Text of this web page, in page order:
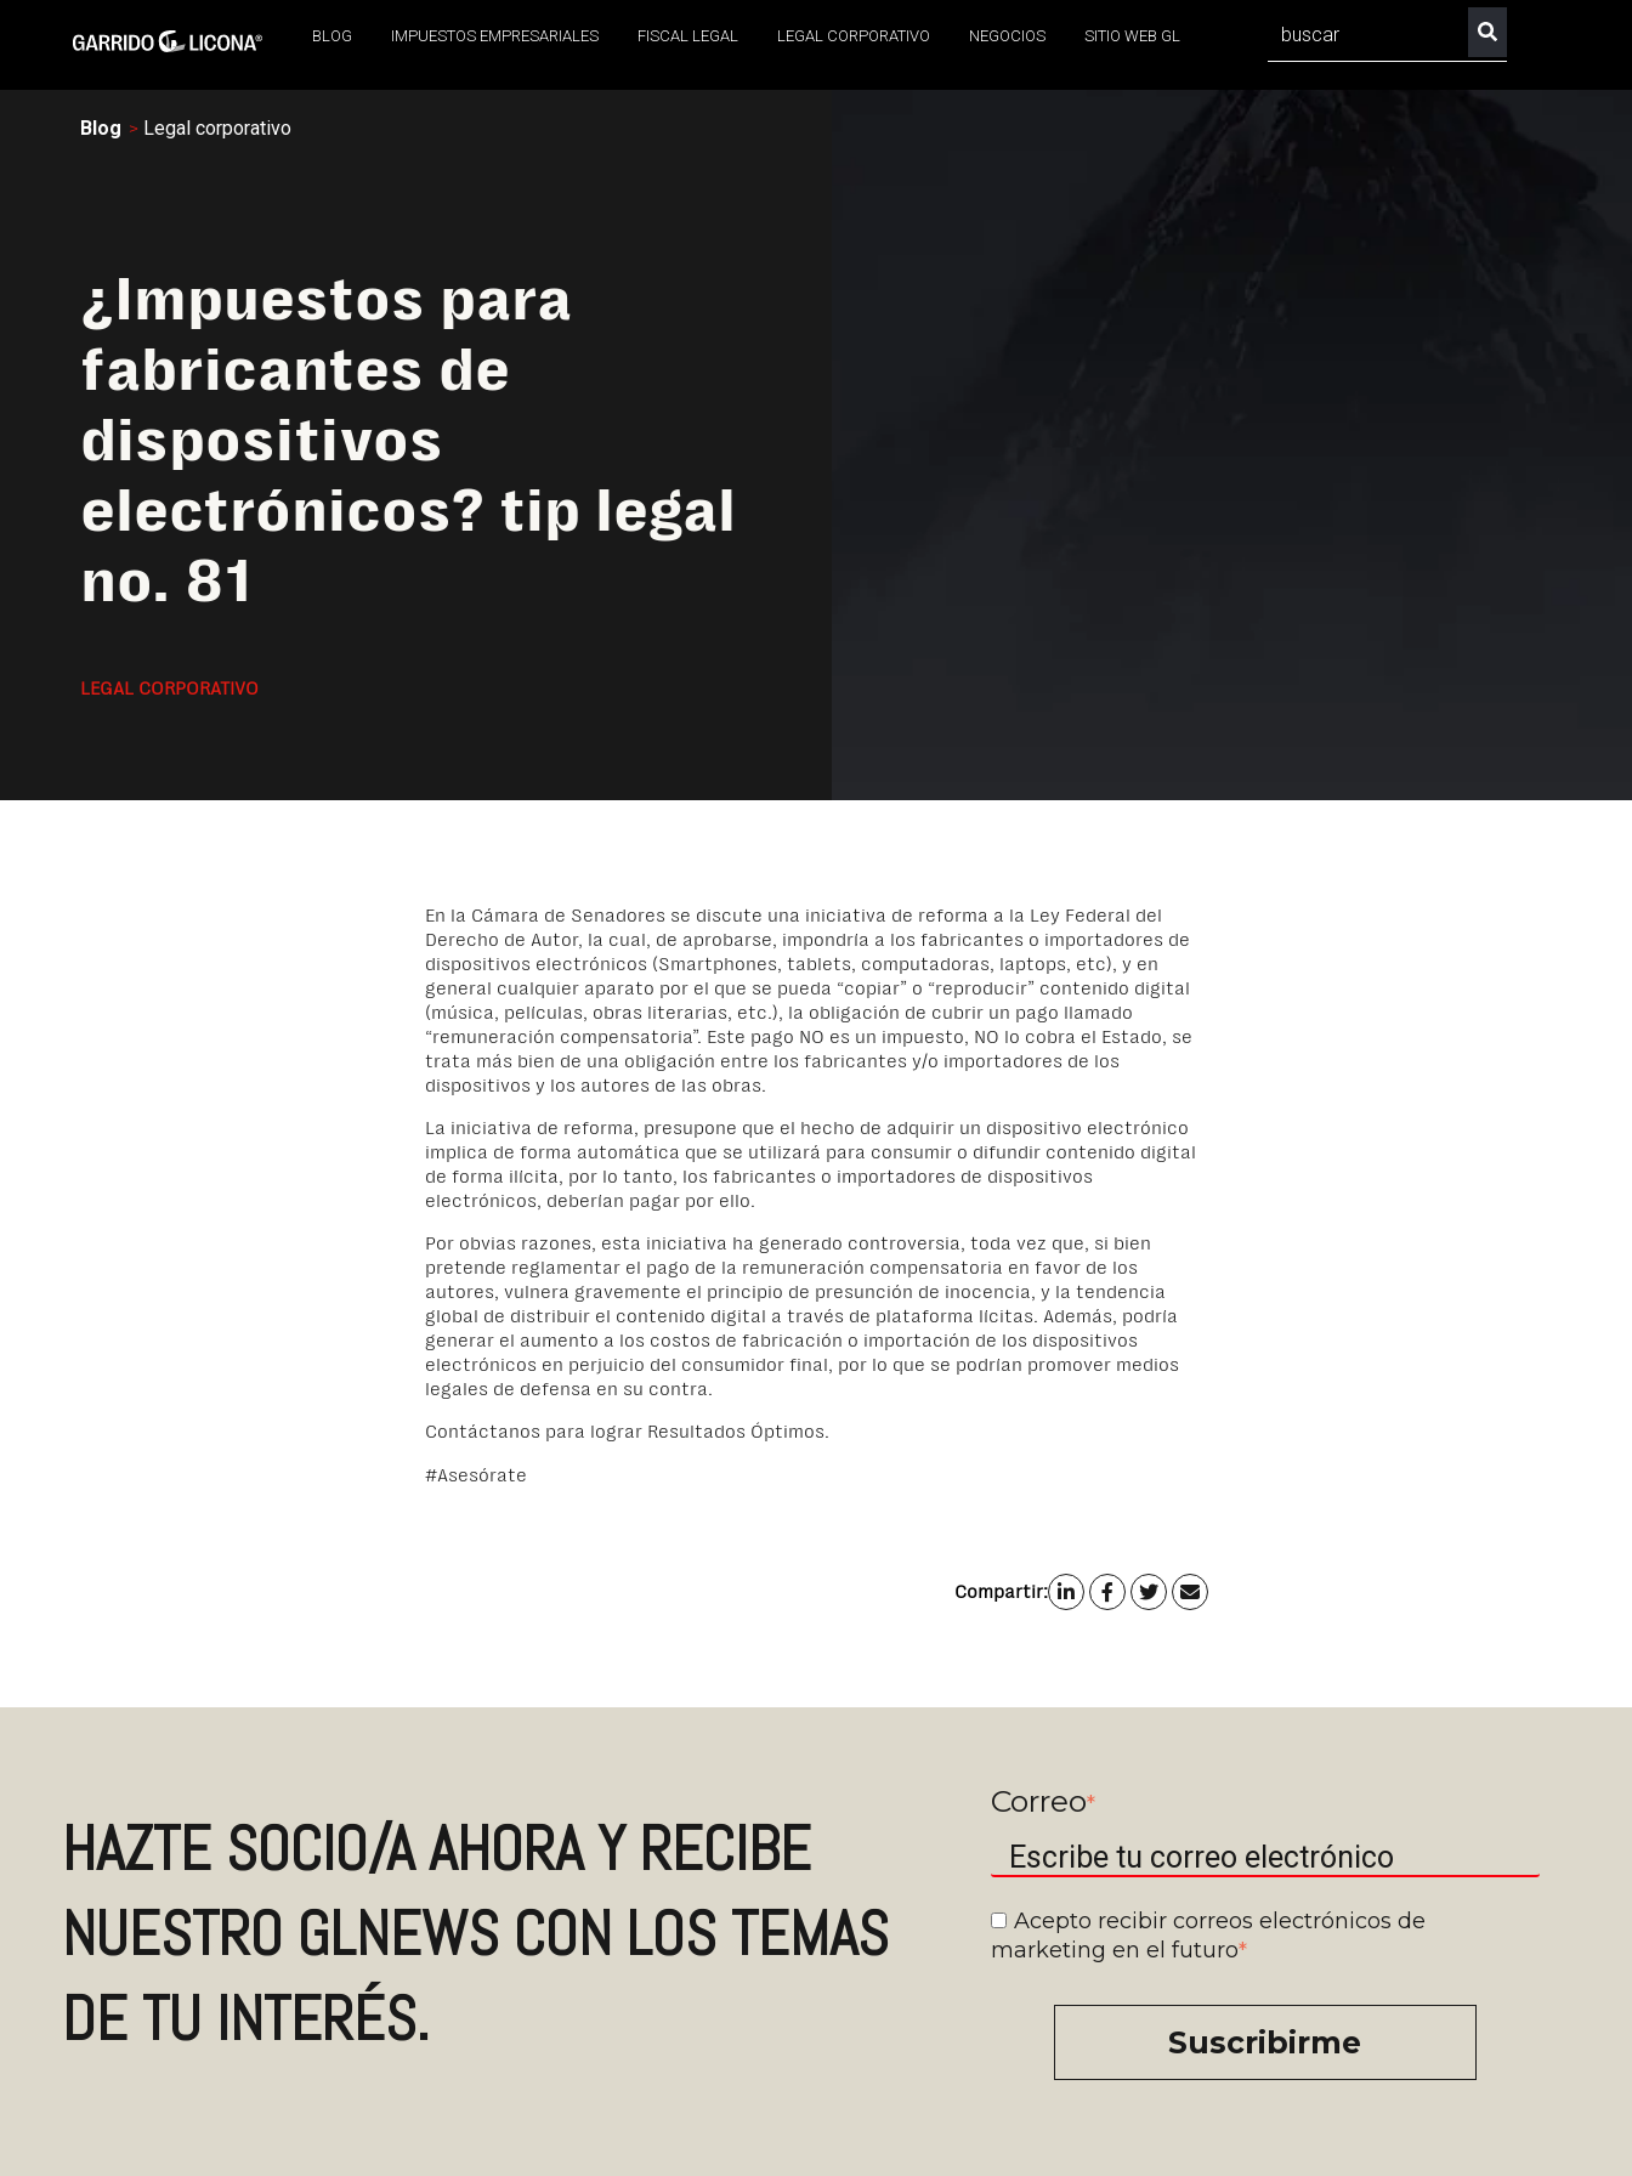
BLOG IMPUESTOS EMPRESARIALES FISCAL LEGAL LEGAL CORPORATIVO NEGOCIOS SITIO WEB GL
Blog Legal corporativo
¿Impuestos para
fabricantes de
dispositivos
electrónicos? tip legal
no. 81
LEGAL CORPORATIVO
En la Cámara de Senadores se discute una iniciativa de reforma a la Ley Federal del
Derecho de Autor, la cual, de aprobarse, impondría a los fabricantes o importadores de
dispositivos electrónicos (Smartphones, tablets, computadoras, laptops, etc), y en
general cualquier aparato por el que se pueda “copiar” o “reproducir” contenido digital
(música, películas, obras literarias, etc.), la obligación de cubrirun pago llamado
“remuneración compensatoria”. Este pago NO es un impuesto, NO lo cobra el Estado, se
trata más bien de una obligación entre los fabricantes y/o importadores de los
dispositivos y los autores de las obras.
La iniciativa de reforma, presupone que el hecho de adquirir un dispositivo electrónico
implica de forma automática que se utilizará para consumir o difundir contenido digital
de forma ilícita, por lo tanto, los fabricantes o importadores de dispositivos
electrónicos, deberían pagar por ello.
Por obvias razones, esta iniciativa ha generado controversia, toda vez que, si bien
pretende reglamentar el pago de la remuneración compensatoria en favor de los
autores, vulnera gravemente el principio de presunción de inocencia, y la tendencia
global de distribuir el contenido digital a través de plataforma lícitas. Además, podría
generar el aumento a los costos de fabricación o importación de los dispositivos
electrónicos en perjuicio del consumidor final, por lo que se podrían promover medios
legales de defensa en su contra.
Contáctanos para lograr Resultados Óptimos.
#Asesórate
Compartir:
HAZTE SOCIO/A AHORA Y RECIBE
NUESTRO GLNEWS CON LOS TEMAS
DE TU INTERÉS.
Correo*
Acepto recibir correos electrónicos de
marketing en el futuro*